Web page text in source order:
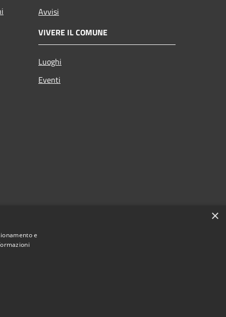
Avvisi
VIVERE IL COMUNE
Luoghi
Eventi
×
e